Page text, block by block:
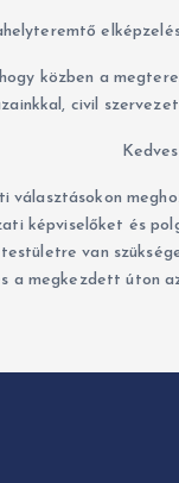
közben a
civil
választásokon
képviselőket és
van
a megkezdett úton